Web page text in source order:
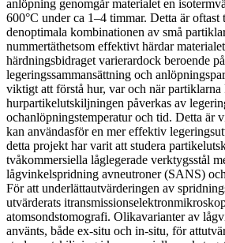
anlöpning genomgår materialet en
600°C under ca 1–4 timmar. Detta är
denoptimala kombinationen av små
nummertäthetsom effektivt härdar
härdningsbidraget varierardock beroende på
legeringssammansättning och
viktigt att förstå hur, var och när partiklarna
hurpartikelutskiljningen påverkas av
ochanlöpningstemperatur och tid. Detta är
kan användasför en mer effektiv
detta projekt har varit att studera
tvåkommersiella låglegerade verktygsstål
lågvinkelspridning avneutroner (SANS)
För att underlättautvärderingen av
utvärderats
atomsondstomografi. Olikavarianter av
använts, både ex-situ och in-situ, för